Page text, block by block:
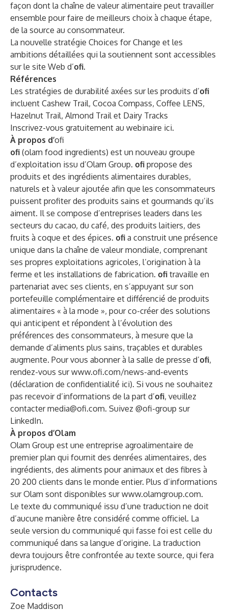
façon dont la chaîne de valeur alimentaire peut travailler
ensemble pour faire de meilleurs choix à chaque étape,
de la source au consommateur.
La nouvelle stratégie Choices for Change et les
ambitions détaillées qui la soutiennent sont accessibles
sur le site Web d’ofi.
Références
Les stratégies de durabilité axées sur les produits d’ofi
incluent Cashew Trail, Cocoa Compass, Coffee LENS,
Hazelnut Trail, Almond Trailet Dairy Tracks
Inscrivez-vous gratuitement au webinaire ici.
À propos d’ofi
ofi (olam food ingredients) est un nouveau groupe
d’exploitation issu d’Olam Group. ofi propose des
produits et des ingrédients alimentaires durables,
naturels et à valeur ajoutée afin que les consommateurs
puissent profiter des produits sains et gourmands qu’ils
aiment. Il se compose d’entreprises leaders dans les
secteurs du cacao, du café, des produits laitiers, des
fruits à coque et des épices. ofi a construit une présence
unique dans la chaîne de valeur mondiale, comprenant
ses propres exploitations agricoles, l’origination à la
ferme et les installations de fabrication. ofi travaille en
partenariat avec ses clients, en s’appuyant sur son
portefeuille complémentaire et différencié de produits
alimentaires « à la mode », pour co-créer des solutions
qui anticipent et répondent à l’évolution des
préférences des consommateurs, à mesure que la
demande d’aliments plus sains, traçables et durables
augmente. Pour vous abonner à la salle de presse d’ofi,
rendez-vous surwww.ofi.com/news-and-events
(déclaration de confidentialité ici). Si vous ne souhaitez
pas recevoir d’informations de la part d’ofi, veuillez
contactermedia@ofi.com. Suivez @ofi-group sur
LinkedIn.
À propos d’Olam
Olam Group est une entreprise agroalimentaire de
premier plan qui fournit des denrées alimentaires, des
ingrédients, des aliments pour animaux et des fibres à
20 200 clients dans le monde entier. Plus d’informations
sur Olam sont disponibles surwww.olamgroup.com.
Le texte du communiqué issu d’une traduction ne doit
d’aucune manière être considéré comme officiel. La
seule version du communiqué qui fasse foi est celle du
communiqué dans sa langue d’origine. La traduction
devra toujours être confrontée au texte source, qui fera
jurisprudence.
Contacts
Zoe Maddison